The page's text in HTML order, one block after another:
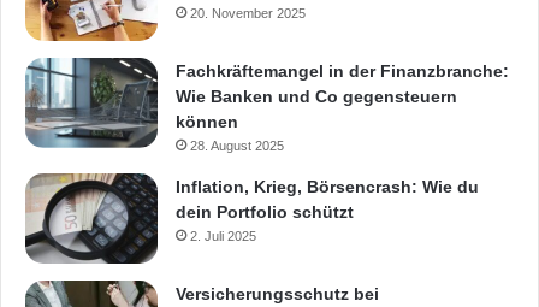
20. November 2025
Fachkräftemangel in der Finanzbranche:
Wie Banken und Co gegensteuern
können
28. August 2025
Inflation, Krieg, Börsencrash: Wie du
dein Portfolio schützt
2. Juli 2025
Versicherungsschutz bei